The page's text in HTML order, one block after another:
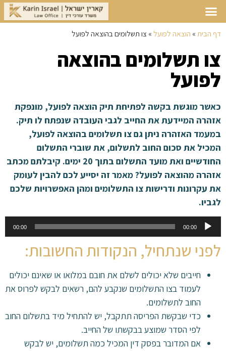
דף הבית » הוצאה לפועל » צו תשלומים בהוצאה לפועל
צו תשלומים בהוצאה
לפועל
כאשר מוגשת בקשה לפתיחת תיק הוצאה לפועל, מונפקת
אזהרה המיידעת את החייב לגבי העובדה שנפתח לו תיק.
במעמד האזהרה ניתן גם צו תשלומים בהוצאה לפועל,
המכיל את סכום החוב לתשלום, את שוברי התשלום
החודשיים ואת מועד התשלום בתוך 20 ימים. קיבלתם מכתב
אזהרה מהוצאה לפועל? מאמר זה יסייע לכם להבין לעומק
את עקרונות ודרישות צו התשלומים ומהן האפשרויות שלכם
לגביו.
אודיו
00:00
00:00
לפני שנתחיל, הנקודות החשובות:
חייבים שלא יכולים לשלם את חובם במלואו או שאינם יכולים
לעמוד בצו התשלומים שנקבע להם, רשאים לבקש לפרוס את
החוב לתשלומים.
כדי שבקשת הפריסה תתקבל, יש להתחיל מיד בתשלום החוב
לפי הסדר שמוצע בבקשתו של החייב.
אם המדובר בפסק דין המכיל כמה תשלומים, יש לבקש